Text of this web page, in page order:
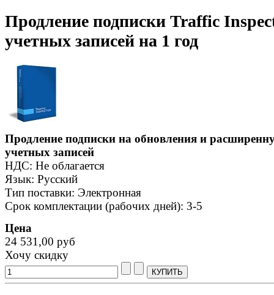
Продление подписки Traffic
учетных записей на 1 год
Продление подписки на обновления и
учетных записей
НДС: Не облагается
Язык: Русский
Тип поставки: Электронная
Срок комплектации (рабочих дней): 3-5
Цена
24 531,00 руб
Хочу скидку